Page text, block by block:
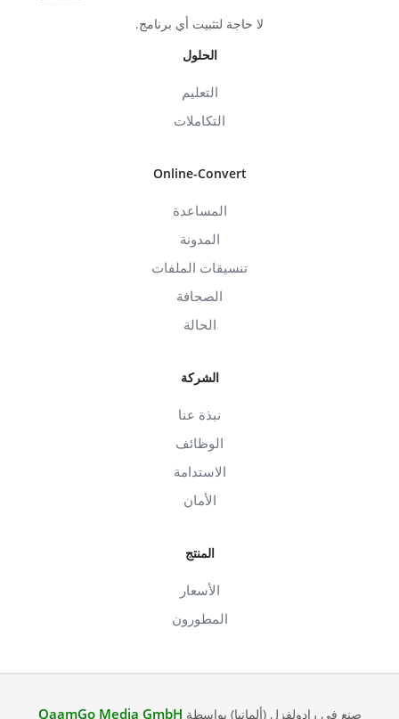
لا حاجة لتثبيت أي برنامج.
الحلول
التعليم
التكاملات
Online-Convert
المساعدة
المدونة
تنسيقات الملفات
الصحافة
الحالة
الشركة
نبذة عنا
الوظائف
الاستدامة
الأمان
المنتج
الأسعار
المطورون
صنع في رادولفزل (ألمانيا) بواسطة QaamGo Media GmbH